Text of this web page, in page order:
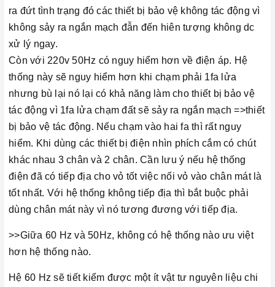
ra đứt tình trạng đó các thiết bị bảo vệ không tác động vì
không sảy ra ngắn mạch đẫn đến hiên tượng không dc
xử lý ngay.
Còn với 220v 50Hz có nguy hiểm hơn về điện áp. Hệ
thống này sẽ nguy hiểm hơn khi chạm phải 1fa lửa
nhưng bù lại nó lại có khả năng làm cho thiết bị bảo vệ
tác động vì 1fa lửa chạm đất sẽ sảy ra ngắn mạch =>thiết
bị bảo vệ tác động. Nếu chạm vào hai fa thì rất nguy
hiểm. Khi dùng các thiết bị điện nhìn phích cắm có chút
khác nhau 3 chân và 2 chân. Cần lưu ý nếu hệ thống
điện đã có tiếp địa cho vỏ tốt việc nối vỏ vào chân mát là
tốt nhất. Với hệ thống không tiếp địa thì bắt buộc phải
dùng chân mát này vì nó tương đương với tiếp địa.
>>Giữa 60 Hz và 50Hz, không có hệ thống nào ưu việt
hơn hệ thống nào.
Hệ 60 Hz sẽ tiết kiểm được một ít vật tư nguyên liệu chi